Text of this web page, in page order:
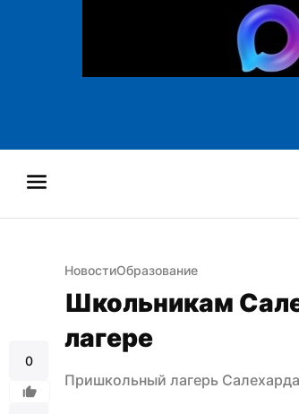
0
НовостиОбразование
Школьникам
лагере
Пришкольный лагерь